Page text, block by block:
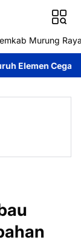
Murung
Bencana